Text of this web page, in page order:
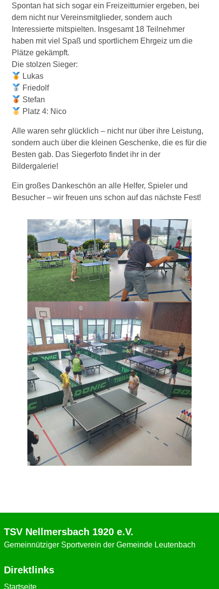
Spontan hat sich sogar ein Freizeitturnier ergeben, bei
dem nicht nur Vereinsmitglieder, sondern auch
Interessierte mitspielten. Insgesamt 18 Teilnehmer
haben mit viel Spaß und sportlichem Ehrgeiz um die
Plätze gekämpft.
Die stolzen Sieger:
Lukas
Friedolf
Stefan
Platz 4: Nico
Alle waren sehr glücklich – nicht nur über ihre Leistung,
sondern auch über die kleinen Geschenke, die es für die
Besten gab. Das Siegerfoto findet ihr in der
Bildergalerie!
Ein großes Dankeschön an alle Helfer, Spieler und
Besucher – wir freuen uns schon auf das nächste Fest!
TSV Nellmersbach 1920 e.V.
Gemeinnütziger Sportverein der Gemeinde Leutenbach
Direktlinks
Startseite